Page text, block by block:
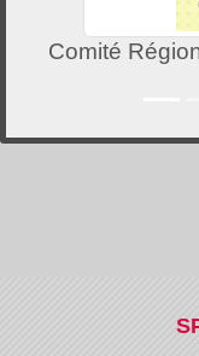
Comité